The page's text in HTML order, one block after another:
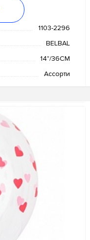
1103-2296
BELBAL
14"/36СМ
Ассорти